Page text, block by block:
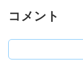
コメント